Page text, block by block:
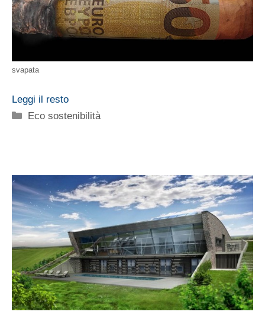
svapata
Leggi il resto
Categorie
Eco sostenibilità